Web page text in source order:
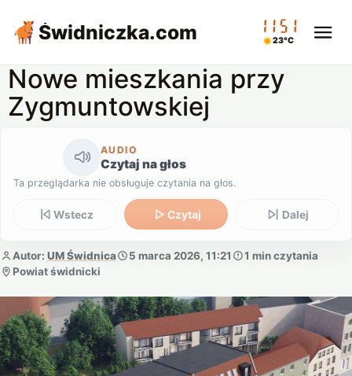
Świdniczka.com 11:51
23°C
Nowe mieszkania przy
Zygmuntowskiej
AUDIO
Czytaj na głos
Ta przeglądarka nie obsługuje czytania na głos.
Wstecz Czytaj Dalej
Autor: UM Świdnica 5 marca 2026, 11:21
1 min czytania
Powiat świdnicki